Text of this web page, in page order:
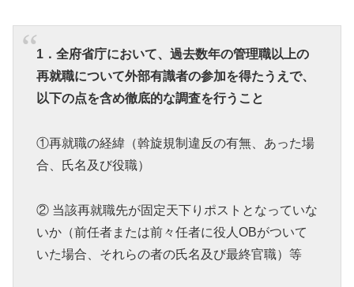
1．全府省庁において、過去数年の管理職以上の
再就職について外部有識者の参加を得たうえで、
以下の点を含め徹底的な調査を行うこと
①再就職の経緯（斡旋規制違反の有無、あった場
合、氏名及び役職）
② 当該再就職先が固定天下りポストとなっていな
いか（前任者または前々任者に役人OBがついて
いた場合、それらの者の氏名及び最終官職）等